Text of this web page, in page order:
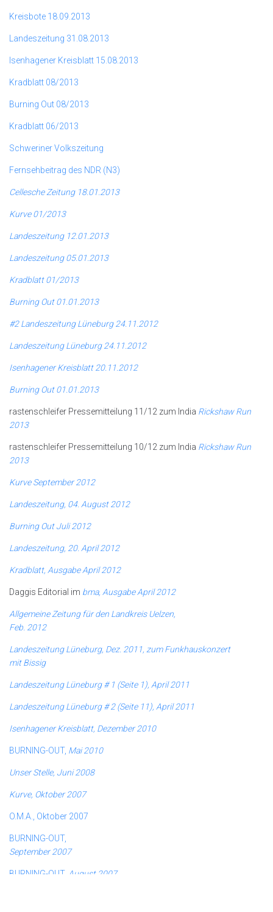
Kreisbote 18.09.2013
Landeszeitung 31.08.2013
Isenhagener Kreisblatt 15.08.2013
Kradblatt 08/2013
Burning Out 08/2013
Kradblatt 06/2013
Schweriner Volkszeitung
Fernsehbeitrag des NDR (N3)
Cellesche Zeitung 18.01.2013
Kurve 01/2013
Landeszeitung 12.01.2013
Landeszeitung 05.01.2013
Kradblatt 01/2013
Burning Out 01.01.2013
#2 Landeszeitung Lüneburg 24.11.2012
Landeszeitung Lüneburg 24.11.2012
Isenhagener Kreisblatt 20.11.2012
Burning Out 01.01.2013
rastenschleifer Pressemitteilung 11/12 zum India Rickshaw Run
2013
rastenschleifer Pressemitteilung 10/12 zum India Rickshaw Run
2013
Kurve September 2012
Landeszeitung, 04. August 2012
Burning Out Juli 2012
Landeszeitung, 20. April 2012
Kradblatt, Ausgabe April 2012
Daggis Editorial im bma, Ausgabe April 2012
Allgemeine Zeitung für den Landkreis Uelzen,
Feb. 2012
Landeszeitung Lüneburg, Dez. 2011, zum Funkhauskonzert
mit Bissig
Landeszeitung Lüneburg # 1 (Seite 1), April 2011
Landeszeitung Lüneburg # 2 (Seite 11), April 2011
Isenhagener Kreisblatt, Dezember 2010
BURNING-OUT, Mai 2010
Unser Stelle, Juni 2008
Kurve, Oktober 2007
O.M.A., Oktober 2007
BURNING-OUT,
September 2007
BURNING-OUT, August 2007